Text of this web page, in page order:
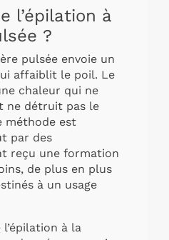
l’épilation à
?
pulsée envoie un
affaiblit le poil. Le
chaleur qui ne
ne détruit pas le
méthode est
par des
reçu une formation
de plus en plus
à un usage
à la